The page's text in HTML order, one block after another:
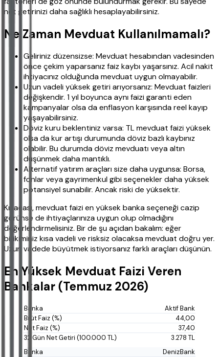
net getirinizi daha sağlıklı hesaplayabilirsiniz.
Ne Zaman Mevduat Kullanılmamalı?
Geliriniz düzensizse: Mevduat hesabından vadesinden
önce çekim yaparsanız faiz kaybı yaşarsınız. Acil nakit
ihtiyacınız olduğunda mevduat uygun olmayabilir.
Uzun vadeli yüksek getiri arıyorsanız: Mevduat faizleri
değişkendir. 1 yıl boyunca aynı faizi garanti eden
kampanyalar olsa da enflasyon karşısında reel kayıp
yaşayabilirsiniz.
Döviz kuru beklentiniz varsa: TL mevduat faizi yüksek
olsa da kur artışı durumunda döviz bazlı kaybınız
olabilir. Bu durumda döviz mevduatı veya altın
düşünmek daha mantıklı.
Alternatif yatırım araçları size daha uygunsa: Borsa,
fonlar veya gayrimenkul gibi seçenekler daha yüksek
potansiyel sunabilir. Ancak riski de yüksektir.
Kısacası, mevduat faizi en yüksek banka seçeneği cazip
görünse de ihtiyaçlarınıza uygun olup olmadığını
değerlendirmelisiniz. Bir de şu açıdan bakalım: eğer
birikiminiz kısa vadeli ve risksiz olacaksa mevduat doğru yer.
Uzun vadede büyütmek istiyorsanız farklı araçları düşünün.
En Yüksek Mevduat Faizi Veren
Bankalar (Temmuz 2026)
Aktif Bank
44,00
37,40
3.278 TL
DenizBank